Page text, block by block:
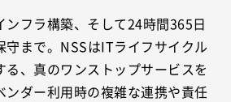
ンフラ構築、そして24時間365日
守まで。NSSはITライフサイクル
る、真のワンストップサービスを
ンダー利用時の複雑な連携や責任